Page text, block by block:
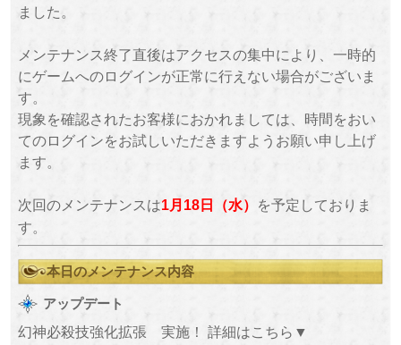
ました。
メンテナンス終了直後はアクセスの集中により、一時的
にゲームへのログインが正常に行えない場合がございま
す。
現象を確認されたお客様におかれましては、時間をおい
てのログインをお試しいただきますようお願い申し上げ
ます。
次回のメンテナンスは1月18日（水）
を予定しておりま
す。
本日のメンテナンス内容
アップデート
幻神必殺技強化拡張 実施！ 詳細はこちら▼